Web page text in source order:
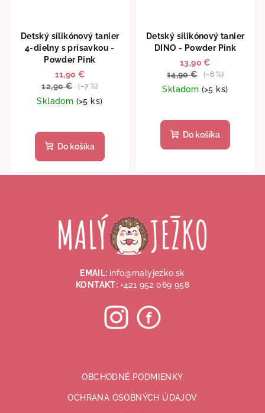
Detský silikónový tanier
4-dielny s prísavkou -
Powder Pink
11,90 €
12,90 €
(–7 %)
Skladom (>5 ks)
hodnotenie
produktu
Do košíka
Detský silikónový tanier
DINO - Powder Pink
13,90 €
14,90 €
(–6 %)
Skladom (>5 ks)
Do košíka
EMAIL: info@malyjezko.sk
KONTAKT: +421 952 069 958
OBCHODNÉ PODMIENKY
OCHRANA OSOBNÝCH ÚDAJOV